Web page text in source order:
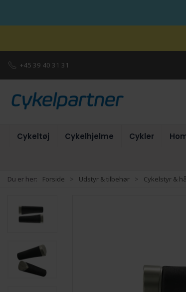
+45 39 40 31 31
Cykeltøj Cykelhjelme Cykler
Du er her: Forside Udstyr & tilbehør Cykelstyr &